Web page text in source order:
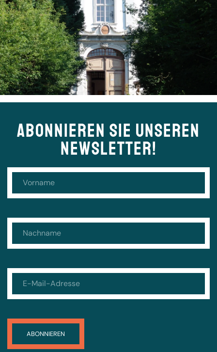
ABONNIEREN SIE UNSEREN
NEWSLETTER!